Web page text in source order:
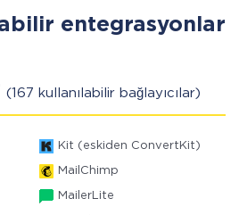
entegrasyonlar
(167 kullanılabilir bağlayıcılar)
Kit (eskiden ConvertKit)
MailChimp
MailerLite